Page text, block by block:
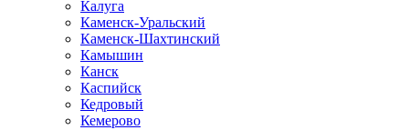
Калуга
Каменск-Уральский
Каменск-Шахтинский
Камышин
Канск
Каспийск
Кедровый
Кемерово